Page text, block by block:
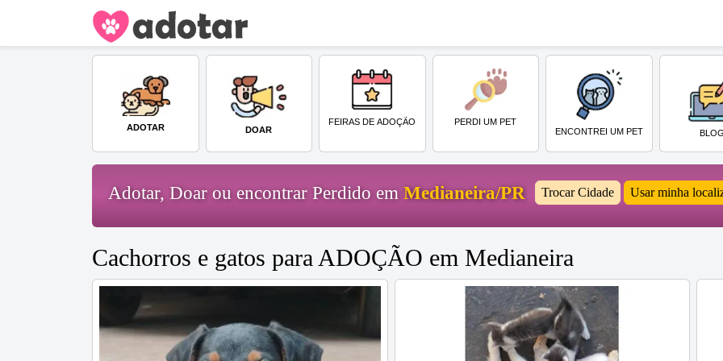
ADOTAR DOAR
FEIRAS DE ADOÇÃO
PERDI UM PET
ENCONTREI UM PET
BLOG
Adotar, Doar ou encontrar Perdido em Medianeira/PR Trocar Cidade Usar minha
Cachorros e gatos para ADOÇÃO em Medianeira